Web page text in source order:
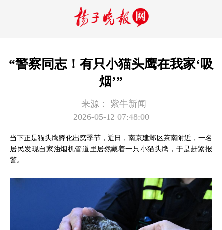
“警察同志！有只小猫头鹰在我家‘吸
烟’”
来源：
紫牛新闻
2026-05-12 07:48:00
当下正是猫头鹰孵化出窝季节，近日，南京建邺区茶南附近，一名
居民发现自家油烟机管道里居然藏着一只小猫头鹰，于是赶紧报
警。